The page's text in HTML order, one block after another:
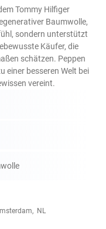
Tommy Hilfiger
Baumwolle,
sondern unterstützt
Käufer, die
schätzen. Peppen
einer besseren Welt bei
vereint.
NL